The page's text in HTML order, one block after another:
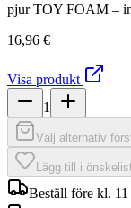
pjur TOY FOAM –
16,96 €
Visa produkt
1
Välj alternativ
Lägg till i
Beställ före kl.